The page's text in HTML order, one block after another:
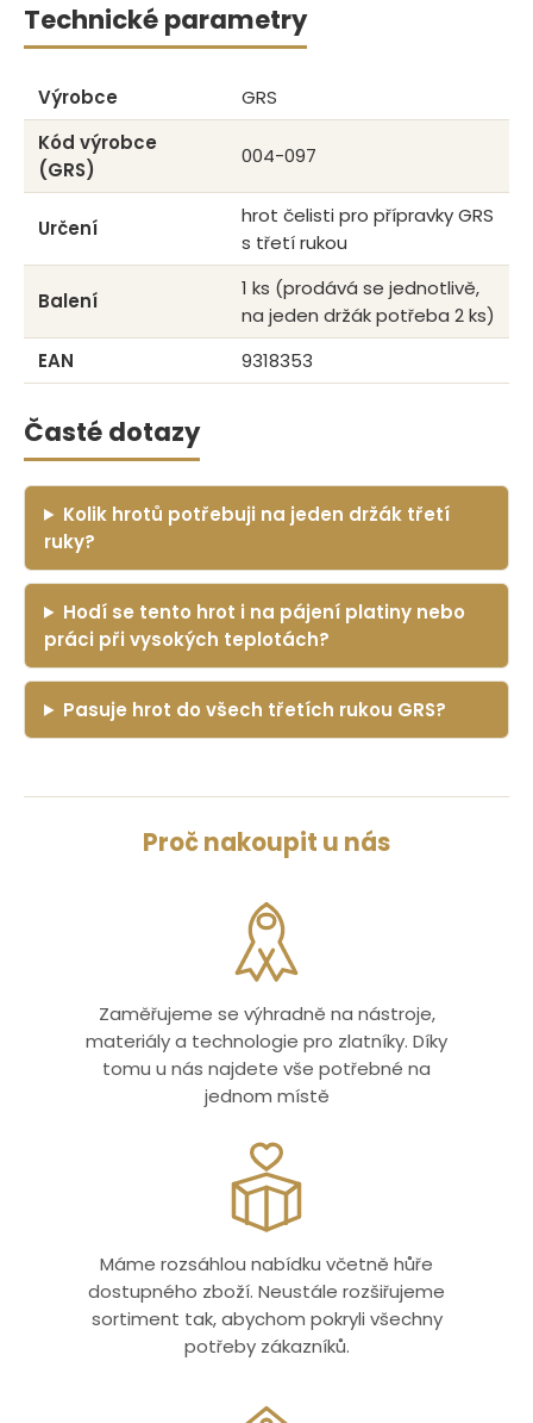
Technické parametry
Výrobce
GRS
Kód výrobce
(GRS)
004-097
Určení
hrot čelisti pro přípravky GRS
s třetí rukou
Balení
1 ks (prodává se jednotlivě,
na jeden držák potřeba 2 ks)
EAN
9318353
Časté dotazy
Kolik hrotů potřebuji na jeden držák třetí
ruky?
Hodí se tento hrot i na pájení platiny nebo
práci při vysokých teplotách?
Pasuje hrot do všech třetích rukou GRS?
Proč nakoupit u nás
Zaměřujeme se výhradně na nástroje,
materiály a technologie pro zlatníky. Díky
tomu u nás najdete vše potřebné na
jednom místě
Máme rozsáhlou nabídku včetně hůře
dostupného zboží. Neustále rozšiřujeme
sortiment tak, abychom pokryli všechny
potřeby zákazníků.